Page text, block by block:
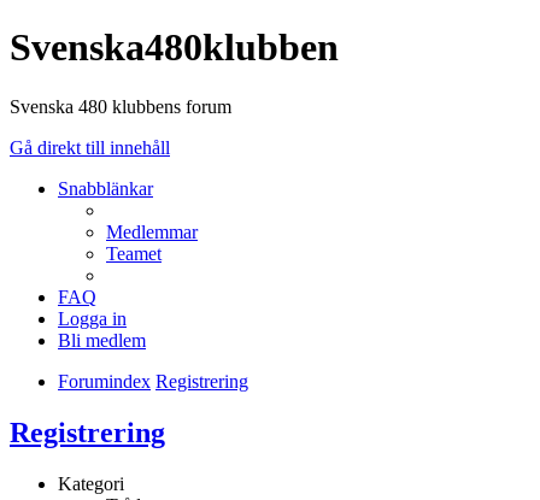
Svenska480klubben
Svenska 480 klubbens forum
Gå direkt till innehåll
Snabblänkar
Medlemmar
Teamet
FAQ
Logga in
Bli medlem
Forumindex Registrering
Registrering
Kategori